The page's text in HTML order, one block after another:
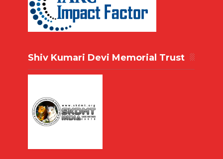
Shiv Kumari Devi Memorial Trust